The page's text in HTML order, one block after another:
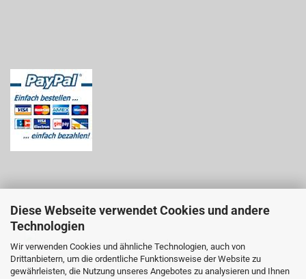
Diese Webseite verwendet Cookies und andere
Technologien
Wir verwenden Cookies und ähnliche Technologien, auch von
Drittanbietern, um die ordentliche Funktionsweise der Website zu
gewährleisten, die Nutzung unseres Angebotes zu analysieren und Ihnen